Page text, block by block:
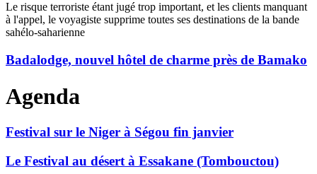
Le risque terroriste étant jugé trop important, et les clients manquant
à l'appel, le voyagiste supprime toutes ses destinations de la bande
sahélo-saharienne
Badalodge, nouvel hôtel de charme près de Bamako
Agenda
Festival sur le Niger à Ségou fin janvier
Le Festival au désert à Essakane (Tombouctou)